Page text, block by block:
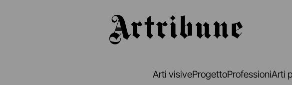
Arti visiveProgettoProfessioniArti